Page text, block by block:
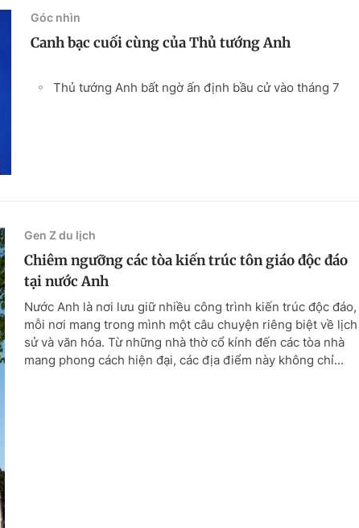
Góc nhìn
Canh bạc cuối cùng của Thủ tướng Anh
Thủ tướng Anh bất ngờ ấn định bầu cử vào tháng 7
Gen Z du lịch
Chiêm ngưỡng các tòa kiến trúc tôn giáo độc đáo
tại nước Anh
Nước Anh là nơi lưu giữ nhiều công trình kiến trúc độc đáo,
mỗi nơi mang trong mình một câu chuyện riêng biệt về lịch
sử và văn hóa. Từ những nhà thờ cổ kính đến các tòa nhà
mang phong cách hiện đại, các địa điểm này không chỉ...